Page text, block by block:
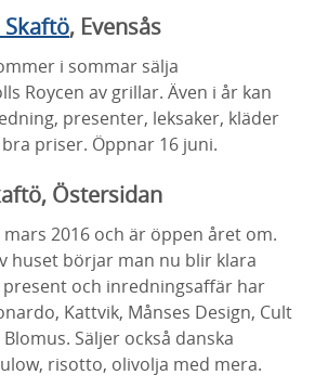
Skaftö, Evensås
i sommar sälja
Roycen av grillar. Även i år kan
presenter, leksaker, kläder
priser. Öppnar 16 juni.
Östersidan
2016 och är öppen året om.
huset börjar man nu blir klara
och inredningsaffär har
Kattvik, Månses Design, Cult
Säljer också danska
risotto, olivolja med mera.